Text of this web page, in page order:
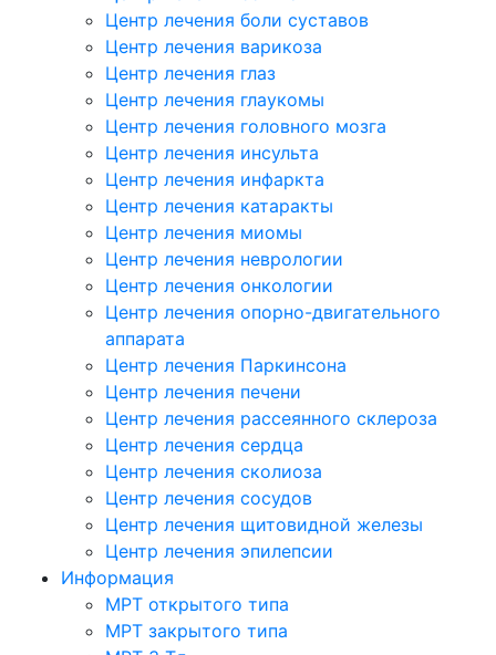
Центр лечения боли суставов
Центр лечения варикоза
Центр лечения глаз
Центр лечения глаукомы
Центр лечения головного мозга
Центр лечения инсульта
Центр лечения инфаркта
Центр лечения катаракты
Центр лечения миомы
Центр лечения неврологии
Центр лечения онкологии
Центр лечения опорно-двигательного
аппарата
Центр лечения Паркинсона
Центр лечения печени
Центр лечения рассеянного склероза
Центр лечения сердца
Центр лечения сколиоза
Центр лечения сосудов
Центр лечения щитовидной железы
Центр лечения эпилепсии
Информация
МРТ открытого типа
МРТ закрытого типа